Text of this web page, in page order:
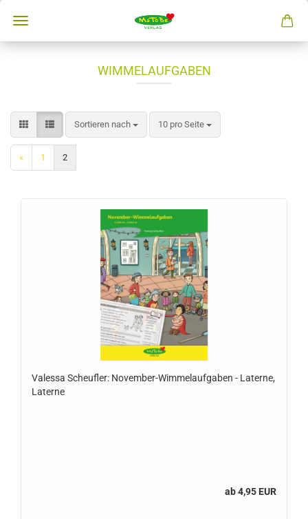
WIMMELAUFGABEN
Sortieren nach 10 pro Seite
« 1 2
Valessa Scheufler: November-Wimmelaufgaben - Laterne,
Laterne
ab 4,95 EUR